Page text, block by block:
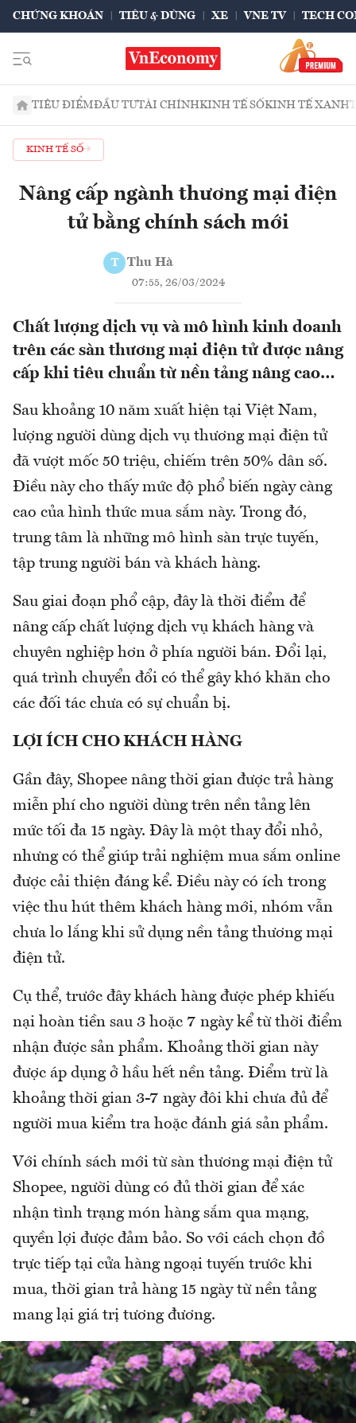
CHỨNG KHOÁN TIÊU & DÙNG XE VNE TV TECH
TIÊU ĐIỂMĐẦU TƯTÀI CHÍNHKINH TẾ SỐKINH TẾ XANH
KINH TẾ SỐ
Nâng cấp ngành thương mại điện
tử bằng chính sách mới
T Thu Hà
07:55, 26/03/2024
Chất lượng dịch vụ và mô hình kinh doanh
trên các sàn thương mại điện tử được nâng
cấp khi tiêu chuẩn từ nền tảng nâng cao…
Sau khoảng 10 năm xuất hiện tại Việt Nam,
lượng người dùng dịch vụ thương mại điện tử
đã vượt mốc 50 triệu, chiếm trên 50% dân số.
Điều này cho thấy mức độ phổ biến ngày càng
cao của hình thức mua sắm này. Trong đó,
trung tâm là những mô hình sàn trực tuyến,
tập trung người bán và khách hàng.
Sau giai đoạn phổ cập, đây là thời điểm để
nâng cấp chất lượng dịch vụ khách hàng và
chuyên nghiệp hơn ở phía người bán. Đổi lại,
quá trình chuyển đổi có thể gây khó khăn cho
các đối tác chưa có sự chuẩn bị.
LỢI ÍCH CHO KHÁCH HÀNG
Gần đây, Shopee nâng thời gian được trả hàng
miễn phí cho người dùng trên nền tảng lên
mức tối đa 15 ngày. Đây là một thay đổi nhỏ,
nhưng có thể giúp trải nghiệm mua sắm online
được cải thiện đáng kể. Điều này có ích trong
việc thu hút thêm khách hàng mới, nhóm vẫn
chưa lo lắng khi sử dụng nền tảng thương mại
điện tử.
Cụ thể, trước đây khách hàng được phép khiếu
nại hoàn tiền sau 3 hoặc 7 ngày kể từ thời điểm
nhận được sản phẩm. Khoảng thời gian này
được áp dụng ở hầu hết nền tảng. Điểm trừ là
khoảng thời gian 3-7 ngày đôi khi chưa đủ để
người mua kiểm tra hoặc đánh giá sản phẩm.
Với chính sách mới từ sàn thương mại điện tử
Shopee, người dùng có đủ thời gian để xác
nhận tình trạng món hàng sắm qua mạng,
quyền lợi được đảm bảo. So với cách chọn đồ
trực tiếp tại cửa hàng ngoại tuyến trước khi
mua, thời gian trả hàng 15 ngày từ nền tảng
mang lại giá trị tương đương.